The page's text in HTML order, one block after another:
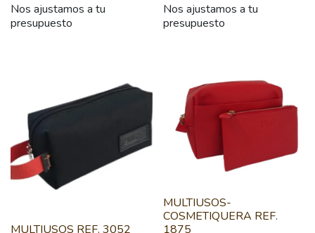
Nos ajustamos a tu
presupuesto
Nos ajustamos a tu
presupuesto
MULTIUSOS REF. 3052
MULTIUSOS-
COSMETIQUERA REF.
1875